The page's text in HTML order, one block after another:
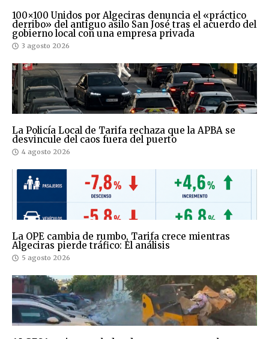
100×100 Unidos por Algeciras denuncia el «práctico
derribo» del antiguo asilo San José tras el acuerdo del
gobierno local con una empresa privada
3 agosto 2026
La Policía Local de Tarifa rechaza que la APBA se
desvincule del caos fuera del puerto
4 agosto 2026
La OPE cambia de rumbo, Tarifa crece mientras
Algeciras pierde tráfico: El análisis
5 agosto 2026